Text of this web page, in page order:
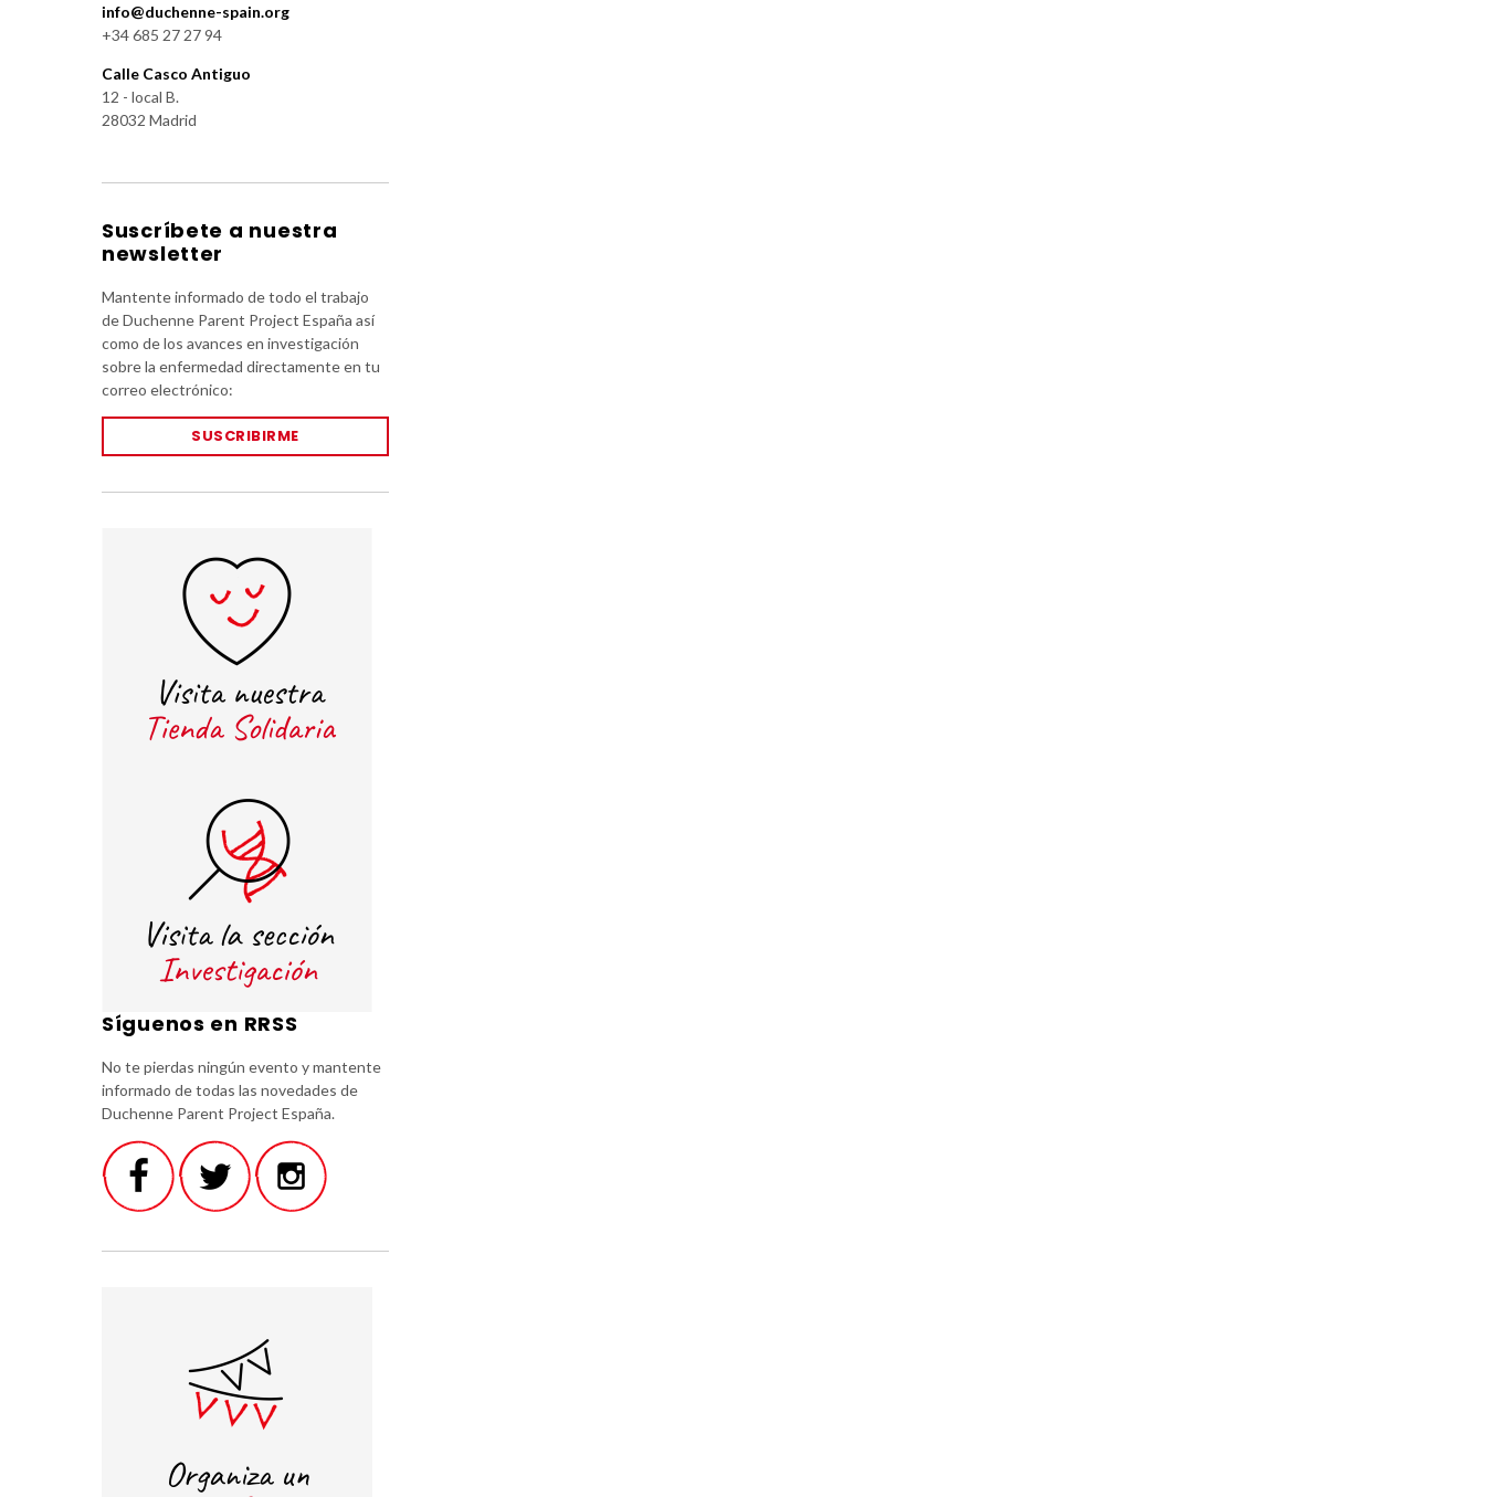
info@duchenne-spain.org
+34 685 27 27 94
Calle Casco Antiguo
12 - local B.
28032 Madrid
Suscríbete a nuestra
newsletter
Mantente informado de todo el trabajo
de Duchenne Parent Project España así
como de los avances en investigación
sobre la enfermedad directamente en tu
correo electrónico:
SUSCRIBIRME
Síguenos en RRSS
No te pierdas ningún evento y mantente
informado de todas las novedades de
Duchenne Parent Project España.